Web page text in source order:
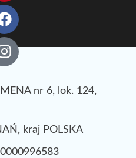
nr 6, lok. 124,
kraj POLSKA